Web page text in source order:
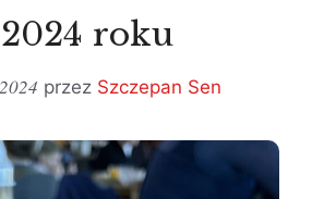
roku
przez Szczepan Sen